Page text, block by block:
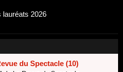
Formes Théâtre 2026
du Spectacle (10)